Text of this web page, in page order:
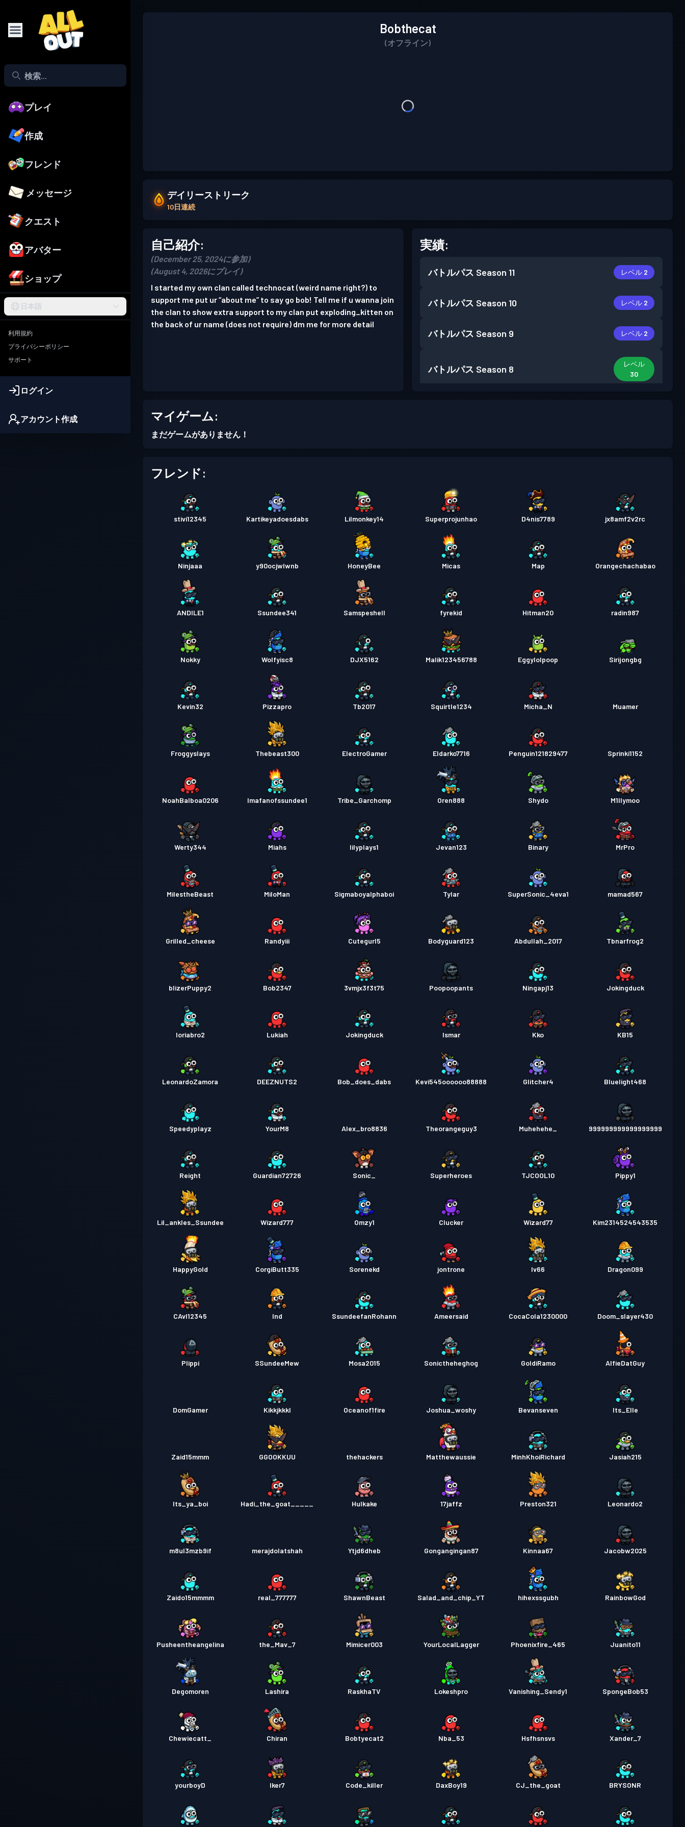
プレイ
作成
フレンド
メッセージ
クエスト
アバター
ショップ
日本語
利用規約
プライバシーポリシー
サポート
ログイン
アカウント作成
Bobthecat
(オフライン)
デイリーストリーク
10日連続
自己紹介:
(December 25, 2024に参加)
(August 4, 2026にプレイ)
I started my own clan called technocat (weird name right?) to
support me put ur “about me” to say go bob! Tell me if u wanna join
the clan to show extra support to my clan put exploding_kitten on
the back of ur name (does not require) dm me for more detail
実績:
バトルパス Season 11 レベル 2
バトルパス Season 10 レベル 2
バトルパス Season 9 レベル 2
バトルパス Season 8
レベル
30
バトルパスSeason 4
レベル
バトルパス
レベル
21
バトルパス
レベル
バトルパス レベル 5
マイゲーム:
まだゲームがありません！
フレンド:
stivi12345 Kartikeyadoesdabs Lilmonkey14 Superprojunhao D4nis7789 jx8amf2v2rc
Ninjaaa y90ocjwlwnb HoneyBee Micas Map Orangechachabao
ANDlLE1 Ssundee341 Samspeshell fyrekid Hitman20 radin987
Nokky Wolfyisc8 DJX5162 Malik123456788 Eggylolpoop Sirijongbg
Kevin32 Pizzapro Tb2017 Squirtle1234 Micha_N Muamer
Froggyslays Thebeast300 ElectroGamer Eldarko7716 Penguin121829477 Sprinki1152
NoahBalboa0206 Imafanofssundee1 Tribe_Garchomp Oren888 Shydo M1llymoo
Werty344 Miahs lilyplays1 Jevan123 Binary MrPro
MiIestheBeast MiloMan Sigmaboyalphaboi Tylar SuperSonic_4eva1 mamad567
Grilled_cheese Randyiii Cutegurl5 Bodyguard123 Abdullah_2017 Tbnarfrog2
blizerPuppy2 Bob2347 3vmjx3f3t75 Poopoopants Ningapj13 Jokingduck
loriabro2 Lukiah Jokingduck Ismar Kko KB15
LeonardoZamora DEEZNUTS2 Bob_does_dabs Kevi545oooooo88888 Glitcher4 Bluelight468
Speedyplayz YourM8 Alex_bro8836 Theorangeguy3 Muhehehe_ 999999999999999999
Reight Guardian72726 Sonic_ Superheroes TJCOOL10 Pippy1
Lil_ankles_Ssundee Wizard777 Omzy1 Clucker Wizard77 Kim2314524543535
HappyGold CorgiButt335 Sorenekd jontrone Iv66 Dragon099
CAvI12345 Ind SsundeefanRohann Ameersaid CocaCola1230000 Doom_slayer430
Plippi SSundeeMew Mosa2015 Sonictheheghog GoldiRamo AlfieDatGuy
DomGamer Kikkjkkkl Oceanof1fire Joshua_woshy Bevanseven Its_Elle
Zaid15mmm GGOOKKUU thehackers Matthewaussie MinhKhoiRichard Jasiah215
Its_ya_boi Hadi_the_goat_____ Hulkake 17jaffz Preston321 Leonardo2
m8ul3mzb9if merajdolatshah Ytjd6dheb Gongangingan87 Kinnaa67 Jacobw2025
Zaido15mmmm real_777777 ShawnBeast Salad_and_chip_YT hihexssgubh RainbowGod
Pusheentheangelina the_Mav_7 Mimicer003 YourLocalLagger Phoenixfire_465 Juanito11
Degomoren Lashira RaskhaTV Lokeshpro Vanishing_Sendy1 SpongeBob53
Chewiecatt_ Chiran Bobtyecat2 Nba_53 Hsfhsnsvs Xander_7
yourboyD Iker7 Code_killer DaxBoy19 CJ_the_goat BRYSONR